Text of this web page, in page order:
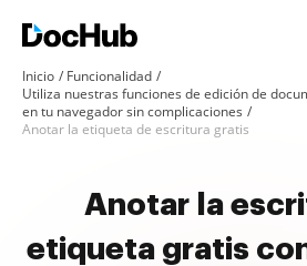
Inicio
Funcionalidad
Utiliza nuestras funciones de edición de
en tu navegador sin complicaciones
Anotar la etiqueta de escritura gratis
Anotar la
etiqueta gratis